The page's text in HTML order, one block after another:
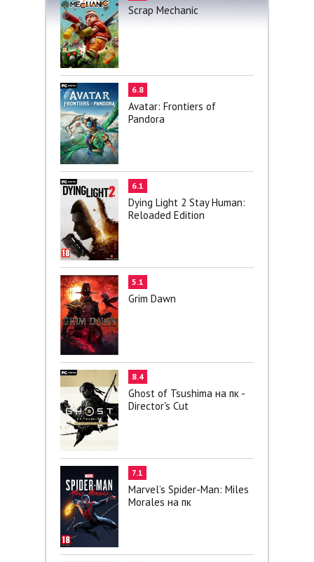
Scrap Mechanic
6.8
Avatar: Frontiers of
Pandora
6.1
Dying Light 2 Stay Human:
Reloaded Edition
5.1
Grim Dawn
8.4
Ghost of Tsushima на пк -
Director's Cut
7.1
Marvel’s Spider-Man: Miles
Morales на пк